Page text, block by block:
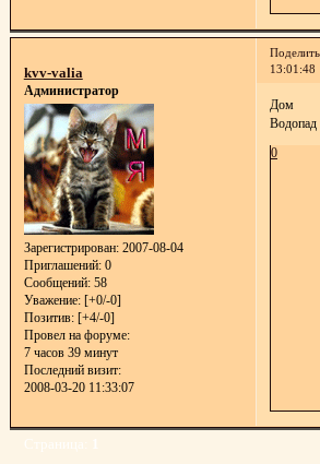
13:01:48
kvv-valia
Администратор
Зарегистрирован: 2007-08-04
Приглашений:0
Сообщений:58
Уважение: [+0/-0]
Позитив: [+4/-0]
Провел на форуме:
7 часов 39 минут
Последний визит:
2008-03-20 11:33:07
Дом
Водопад
0
Страница: 1